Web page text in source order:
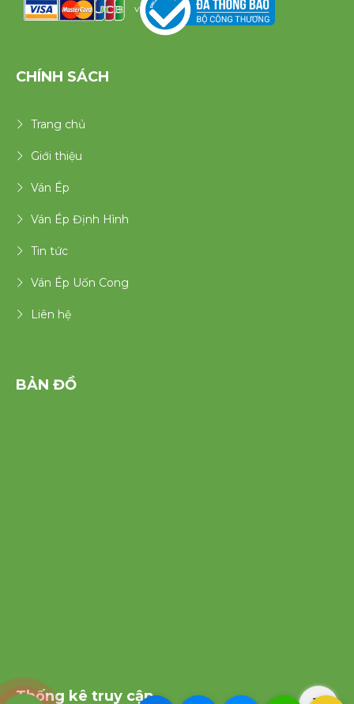
v
CHÍNH SÁCH
Trang chủ
Giới thiệu
Ván Ép
Ván Ép Định Hình
Tin tức
Ván Ép Uốn Cong
Liên hệ
BẢN ĐỒ
Thống kê truy cập